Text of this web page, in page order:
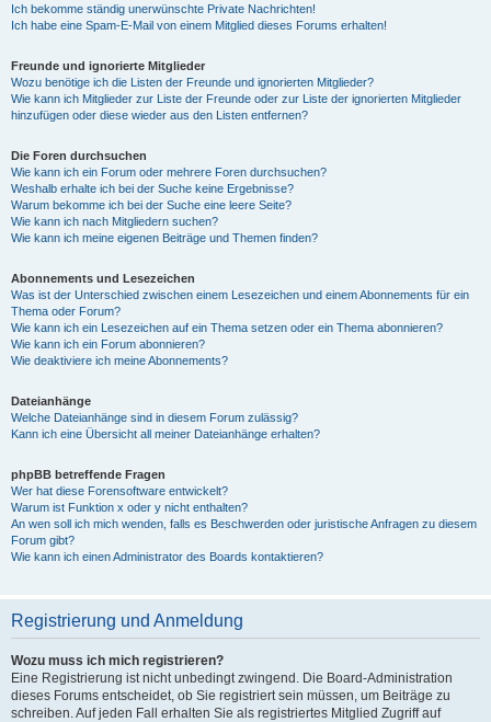
Ich bekomme ständig unerwünschte Private Nachrichten!
Ich habe eine Spam-E-Mail von einem Mitglied dieses Forums erhalten!
Freunde und ignorierte Mitglieder
Wozu benötige ich die Listen der Freunde und ignorierten Mitglieder?
Wie kann ich Mitglieder zur Liste der Freunde oder zur Liste der ignorierten Mitglieder
hinzufügen oder diese wieder aus den Listen entfernen?
Die Foren durchsuchen
Wie kann ich ein Forum oder mehrere Foren durchsuchen?
Weshalb erhalte ich bei der Suche keine Ergebnisse?
Warum bekomme ich bei der Suche eine leere Seite?
Wie kann ich nach Mitgliedern suchen?
Wie kann ich meine eigenen Beiträge und Themen finden?
Abonnements und Lesezeichen
Was ist der Unterschied zwischen einem Lesezeichen und einem Abonnements für ein
Thema oder Forum?
Wie kann ich ein Lesezeichen auf ein Thema setzen oder ein Thema abonnieren?
Wie kann ich ein Forum abonnieren?
Wie deaktiviere ich meine Abonnements?
Dateianhänge
Welche Dateianhänge sind in diesem Forum zulässig?
Kann ich eine Übersicht all meiner Dateianhänge erhalten?
phpBB betreffende Fragen
Wer hat diese Forensoftware entwickelt?
Warum ist Funktion x oder y nicht enthalten?
An wen soll ich mich wenden, falls es Beschwerden oder juristische Anfragen zu diesem
Forum gibt?
Wie kann ich einen Administrator des Boards kontaktieren?
Registrierung und Anmeldung
Wozu muss ich mich registrieren?
Eine Registrierung ist nicht unbedingt zwingend. Die Board-Administration
dieses Forums entscheidet, ob Sie registriert sein müssen, um Beiträge zu
schreiben. Auf jeden Fall erhalten Sie als registriertes Mitglied Zugriff auf